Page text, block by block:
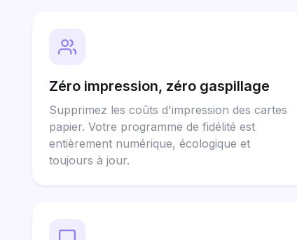
Zéro impression, zéro gaspillage
Supprimez les coûts d'impression des cartes
papier. Votre programme de fidélité est
entièrement numérique, écologique et
toujours à jour.